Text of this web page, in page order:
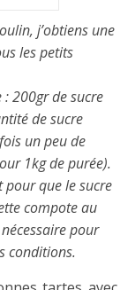
j’obtiens une
les petits
: 200gr de sucre
de sucre
un peu de
1kg de purée).
pour que le sucre
compote au
pour
conditions.